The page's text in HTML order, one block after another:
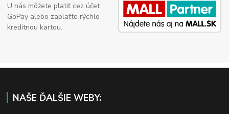
U nás môžete platiť cez účet
GoPay alebo zaplaťte rýchlo
kreditnou kartou.
NAŠE ĎALŠIE WEBY: